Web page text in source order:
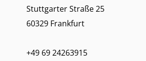
Stuttgarter Straße 25
60329 Frankfurt
+49 69 24263915